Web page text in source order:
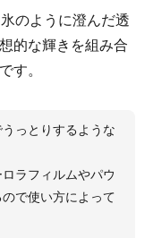
のように澄んだ透
的な輝きを組み合
す。
っとりするような
ラフィルムやパウ
で使い方によって